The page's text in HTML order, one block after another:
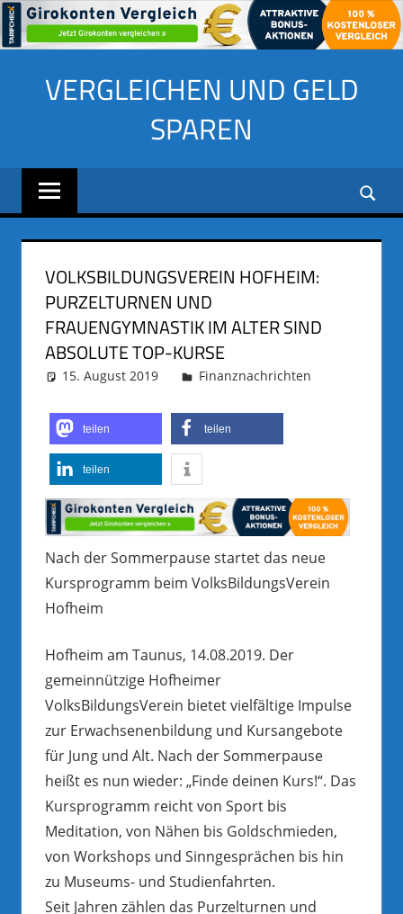
VERGLEICHEN UND GELD
SPAREN
VOLKSBILDUNGSVEREIN HOFHEIM:
PURZELTURNEN UND
FRAUENGYMNASTIK IM ALTER SIND
ABSOLUTE TOP-KURSE
15. August 2019 adminus
Finanznachrichten
teilen teilen
teilen
Nach der Sommerpause startet das neue
Kursprogramm beim VolksBildungsVerein
Hofheim
Hofheim am Taunus, 14.08.2019. Der
gemeinnützige Hofheimer
VolksBildungsVerein bietet vielfältige Impulse
zur Erwachsenenbildung und Kursangebote
für Jung und Alt. Nach der Sommerpause
heißt es nun wieder: „Finde deinen Kurs!“. Das
Kursprogramm reicht von Sport bis
Meditation, von Nähen bis Goldschmieden,
von Workshops und Sinngesprächen bis hin
zu Museums- und Studienfahrten.
Seit Jahren zählen das Purzelturnen und